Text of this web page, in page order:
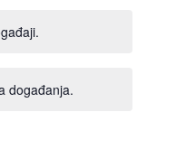
događanja.